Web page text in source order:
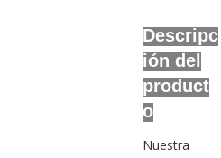
Descripc
ión del
product
o
Nuestra